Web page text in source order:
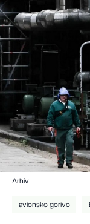
Arhiv
avionsko gorivo